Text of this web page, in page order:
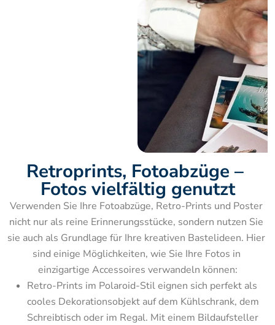
Retroprints, Fotoabzüge –
Fotos vielfältig genutzt
Verwenden Sie Ihre Fotoabzüge, Retro-Prints und Poster
nicht nur als reine Erinnerungsstücke, sondern nutzen Sie
sie auch als Grundlage für Ihre kreativen Bastelideen. Hier
sind einige Möglichkeiten, wie Sie Ihre Fotos in
einzigartige Accessoires verwandeln können:
Retro-Prints im Polaroid-Stil eignen sich perfekt als
cooles Dekorationsobjekt auf dem Kühlschrank, dem
Schreibtisch oder im Regal. Mit einem Bildaufsteller